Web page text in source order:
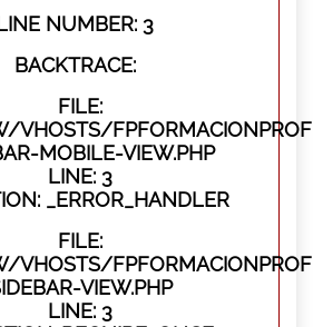
NUMBER: 3
BACKTRACE:
FILE:
MOBILE-VIEW.PHP
LINE: 3
_ERROR_HANDLER
FILE:
VIEW.PHP
LINE: 3